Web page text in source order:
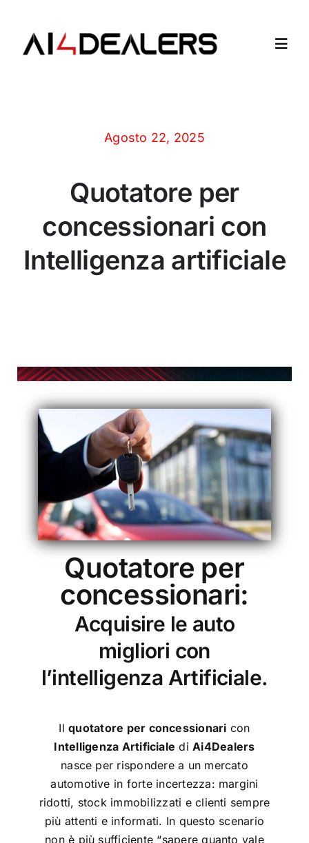
contenuto
Dipendenti Virtuali
Contatti
Agosto 22, 2025
Quotatore per
concessionari con
Intelligenza artificiale
Quotatore per
concessionari:
Acquisire le auto
migliori con
l’intelligenza Artificiale.
Ilquotatore per concessionari con
Intelligenza Artificiale diAi4Dealers
nasce per rispondere a un mercato
automotive in forte incertezza: margini
ridotti, stock immobilizzati e clienti sempre
più attenti e informati. In questo scenario
non è più sufficiente “sapere quanto vale